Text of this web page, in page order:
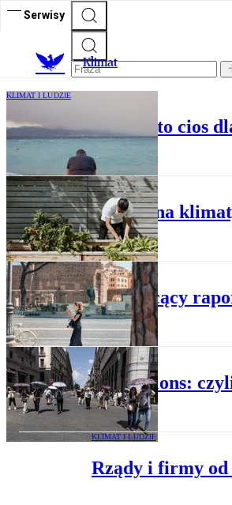
Serwisy
Klimat
KLIMAT I LUDZIE
Pożary w Europie to cios
KLIMAT I LUDZIE
Naturalna
KLIMAT I LUDZIE
Druzgocący
KLIMAT I LUDZIE
Coolcations:
KLIMAT I LUDZIE
Rządy i firmy od